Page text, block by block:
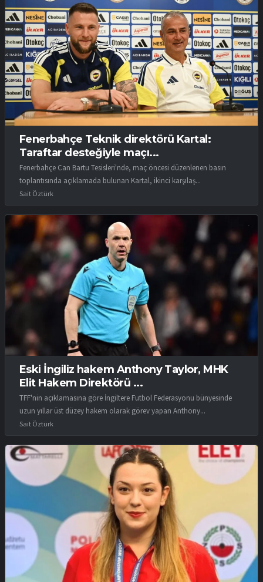
Fenerbahçe Teknik direktörü Kartal:
Taraftar desteğiyle maçı...
Fenerbahçe Can Bartu Tesisleri'nde, maç öncesi düzenlenen basın
toplantısında açıklamada bulunan Kartal, ikinci karşılaş...
Sait Öztürk
Eski İngiliz hakem Anthony Taylor, MHK
Elit Hakem Direktörü ...
TFF'nin açıklamasına göre İngiltere Futbol Federasyonu bünyesinde
uzun yıllar üst düzey hakem olarak görev yapan Anthony...
Sait Öztürk